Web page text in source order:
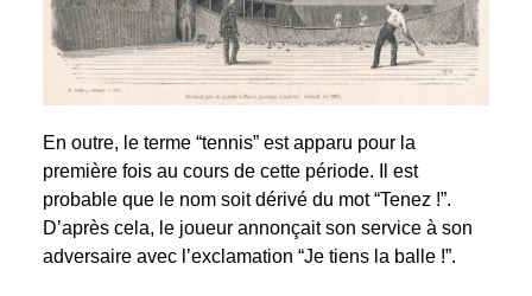
En outre, le terme “tennis” est apparu pour la
première fois au cours de cette période. Il est
probable que le nom soit dérivé du mot “Tenez !”.
D’après cela, le joueur annonçait son service à son
adversaire avec l’exclamation “Je tiens la balle !”.